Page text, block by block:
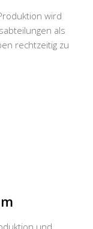
wird
als
rechtzeitig zu
und